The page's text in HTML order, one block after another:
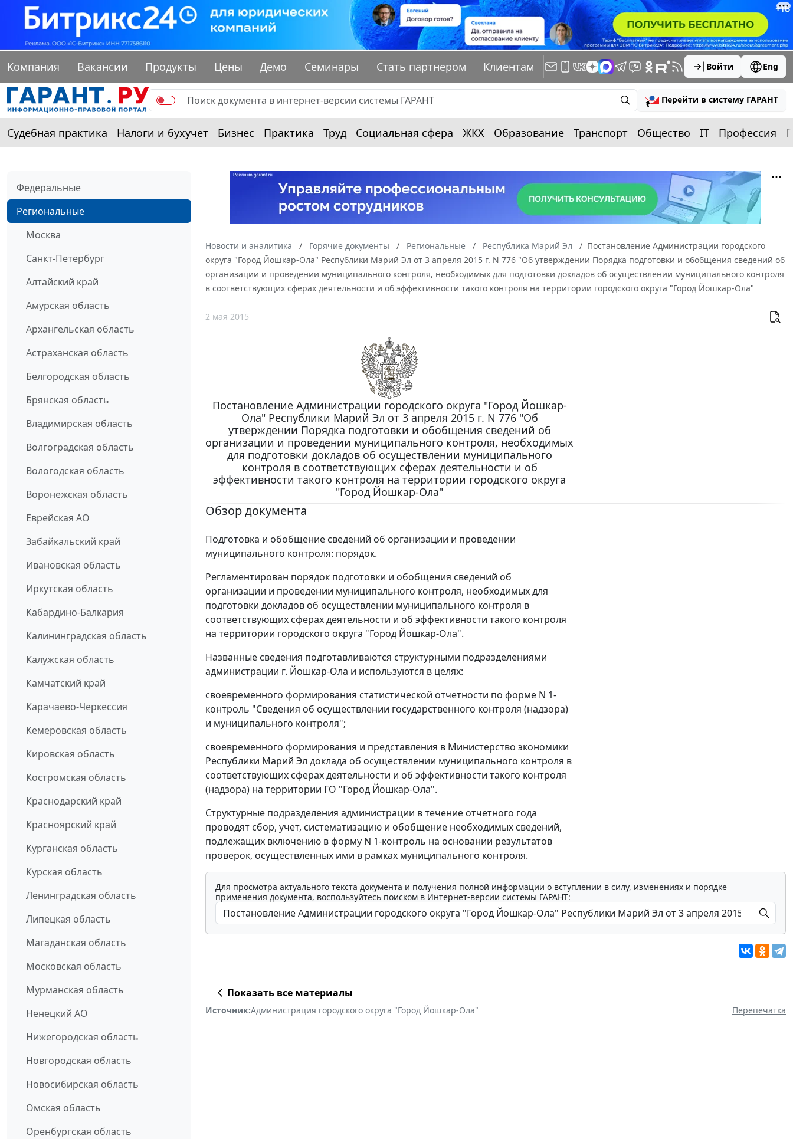
Компания Вакансии Продукты Цены Демо Семинары Стать партнером Клиентам Войти Eng
Перейти в систему ГАРАНТ
Судебная практика Налоги и бухучет Бизнес Практика Труд Социальная сфера ЖКХ Образование Транспорт Общество IT Профессия
Федеральные
Региональные
Москва
Санкт-Петербург
Алтайский край
Амурская область
Архангельская область
Астраханская область
Белгородская область
Брянская область
Владимирская область
Волгоградская область
Вологодская область
Воронежская область
Еврейская АО
Забайкальский край
Ивановская область
Иркутская область
Кабардино-Балкария
Калининградская область
Калужская область
Камчатский край
Карачаево-Черкессия
Кемеровская область
Кировская область
Костромская область
Краснодарский край
Красноярский край
Курганская область
Курская область
Ленинградская область
Липецкая область
Магаданская область
Московская область
Мурманская область
Ненецкий АО
Нижегородская область
Новгородская область
Новосибирская область
Омская область
Оренбургская область
Новости и аналитика Горячие документы Региональные Республика Марий Эл
Постановление Администрации городского
округа "Город Йошкар-Ола" Республики Марий Эл от 3 апреля 2015 г. N 776 "Об утверждении Порядка подготовки и обобщения сведений об
организации и проведении муниципального контроля, необходимых для подготовки докладов об осуществлении муниципального контроля
в соответствующих сферах деятельности и об эффективности такого контроля на территории городского округа "Город Йошкар-Ола"
2 мая 2015
Постановление Администрации городского округа "Город Йошкар-
Ола" Республики Марий Эл от 3 апреля 2015 г. N 776 "Об
утверждении Порядка подготовки и обобщения сведений об
организации и проведении муниципального контроля, необходимых
для подготовки докладов об осуществлении муниципального
контроля в соответствующих сферах деятельности и об
эффективности такого контроля на территории городского округа
"Город Йошкар-Ола"
Обзор документа
Подготовка и обобщение сведений об организации и проведении
муниципального контроля: порядок.
Регламентирован порядок подготовки и обобщения сведений об
организации и проведении муниципального контроля, необходимых для
подготовки докладов об осуществлении муниципального контроля в
соответствующих сферах деятельности и об эффективности такого контроля
на территории городского округа "Город Йошкар-Ола".
Названные сведения подготавливаются структурными подразделениями
администрации г. Йошкар-Ола и используются в целях:
своевременного формирования статистической отчетности по форме N 1-
контроль "Сведения об осуществлении государственного контроля (надзора)
и муниципального контроля";
своевременного формирования и представления в Министерство экономики
Республики Марий Эл доклада об осуществлении муниципального контроля в
соответствующих сферах деятельности и об эффективности такого контроля
(надзора) на территории ГО "Город Йошкар-Ола".
Структурные подразделения администрации в течение отчетного года
проводят сбор, учет, систематизацию и обобщение необходимых сведений,
подлежащих включению в форму N 1-контроль на основании результатов
проверок, осуществленных ими в рамках муниципального контроля.
Для просмотра актуального текста документа и получения полной информации о вступлении в силу, изменениях и порядке
применения документа, воспользуйтесь поиском в Интернет-версии системы ГАРАНТ:
Показать все материалы
Источник:Администрация городского округа "Город Йошкар-Ола" Перепечатка